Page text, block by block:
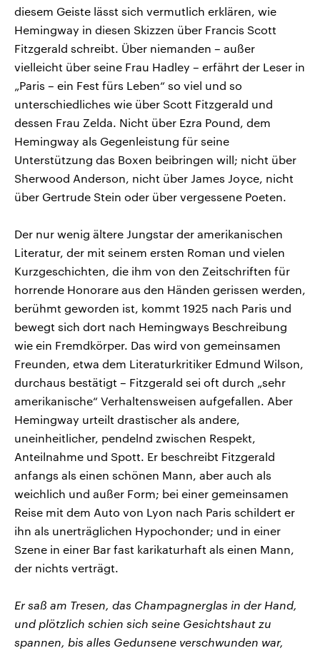
diesem Geiste lässt sich vermutlich erklären, wie
Hemingway in diesen Skizzen über Francis Scott
Fitzgerald schreibt. Über niemanden – außer
vielleicht über seine Frau Hadley – erfährt der Leser in
„Paris – ein Fest fürs Leben“ so viel und so
unterschiedliches wie über Scott Fitzgerald und
dessen Frau Zelda. Nicht über Ezra Pound, dem
Hemingway als Gegenleistung für seine
Unterstützung das Boxen beibringen will; nicht über
Sherwood Anderson, nicht über James Joyce, nicht
über Gertrude Stein oder über vergessene Poeten.
Der nur wenig ältere Jungstar der amerikanischen
Literatur, der mit seinem ersten Roman und vielen
Kurzgeschichten, die ihm von den Zeitschriften für
horrende Honorare aus den Händen gerissen werden,
berühmt geworden ist, kommt 1925 nach Paris und
bewegt sich dort nach Hemingways Beschreibung
wie ein Fremdkörper. Das wird von gemeinsamen
Freunden, etwa dem Literaturkritiker Edmund Wilson,
durchaus bestätigt – Fitzgerald sei oft durch „sehr
amerikanische“ Verhaltensweisen aufgefallen. Aber
Hemingway urteilt drastischer als andere,
uneinheitlicher, pendelnd zwischen Respekt,
Anteilnahme und Spott. Er beschreibt Fitzgerald
anfangs als einen schönen Mann, aber auch als
weichlich und außer Form; bei einer gemeinsamen
Reise mit dem Auto von Lyon nach Paris schildert er
ihn als unerträglichen Hypochonder; und in einer
Szene in einer Bar fast karikaturhaft als einen Mann,
der nichts verträgt.
Er saß am Tresen, das Champagnerglas in der Hand,
und plötzlich schien sich seine Gesichtshaut zu
spannen, bis alles Gedunsene verschwunden war,